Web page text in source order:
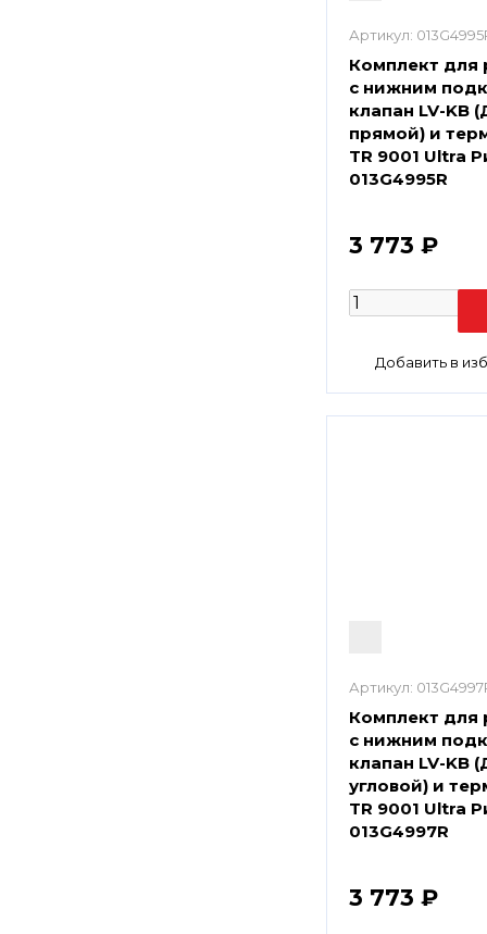
Артикул:
Комплект для
с нижним
клапан LV-KB
прямой) и
TR 9001 Ultra
013G4995R
3 773 ₽
Артикул:
Комплект для
с нижним
клапан LV-KB
угловой) и
TR 9001 Ultra
013G4997R
3 773 ₽